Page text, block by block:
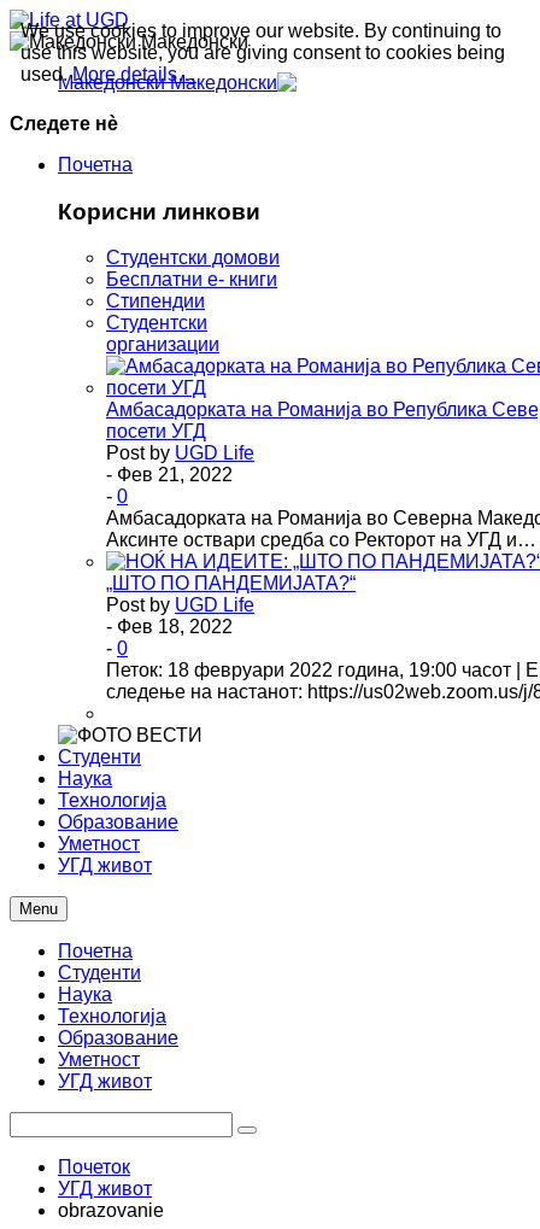
Македонски
Македонски
Следете нè
Почетна
Корисни линкови
Студентски домови
Бесплатни е- книги
Стипендии
Студентски
организации
Амбасадорката на Романија во Република
посети УГД
Post by UGD Life
- Фев 21, 2022
- 0
Амбасадорката на Романија во Северна
Аксинте оствари средба со Ректорот на УГД и…
„ШТО ПО ПАНДЕМИЈАТА?“
Post by UGD Life
- Фев 18, 2022
- 0
Петок: 18 февруари 2022 година, 19:00 часот |
следење на настанот: https://us02web.zoom.us/
Студенти
Наука
Технологија
Образование
Уметност
УГД живот
Menu
Почетна
Студенти
Наука
Технологија
Образование
Уметност
УГД живот
Почеток
УГД живот
obrazovanie
We use cookies to improve our website. By continuing to
use this website, you are giving consent to cookies being
used.More details…